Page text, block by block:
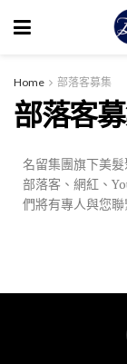
Home 部落客募集
部落客
名留集團旗下美
部落客、網紅、
們將有專人與您聯